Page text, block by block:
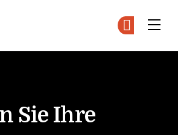
Sie Ihre